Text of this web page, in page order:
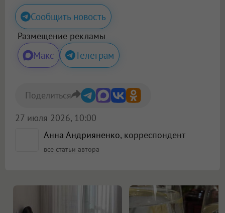
Сообщить новость
Размещение рекламы
Макс Телеграм
Анна Андрияненко, корреспондент
все статьи автора
27 июля 2026, 10:00
Поделиться